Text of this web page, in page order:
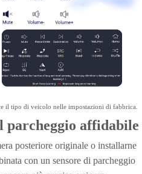
la guida, i comandi originali al
la connessione, i comandi al
utilizzati direttamente.
alle chiamate in vivavoce.